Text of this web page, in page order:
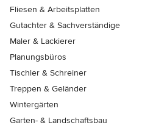
Fliesen & Arbeitsplatten
Gutachter & Sachverständige
Maler & Lackierer
Planungsbüros
Tischler & Schreiner
Treppen & Geländer
Wintergärten
Garten- & Landschaftsbau